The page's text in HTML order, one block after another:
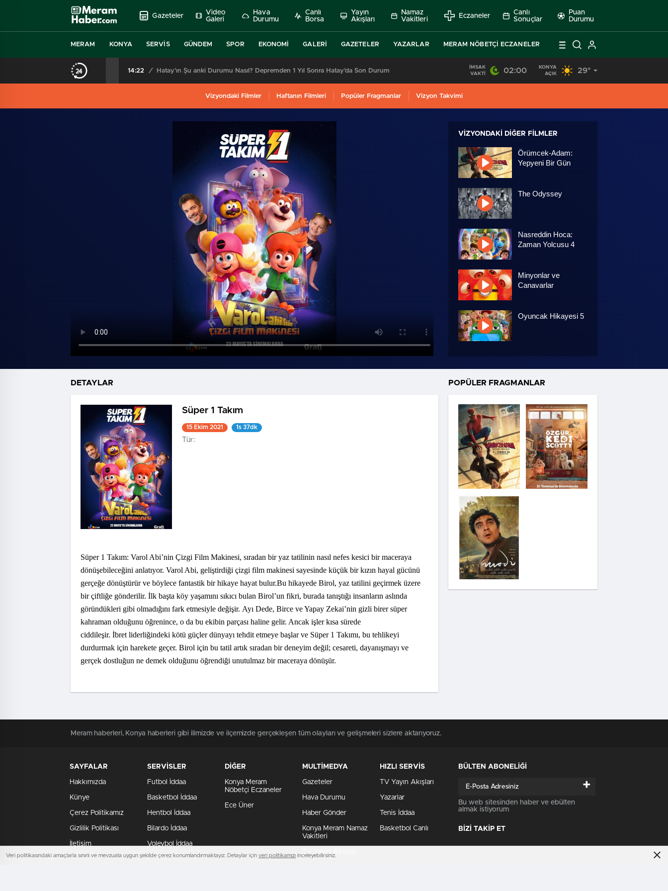
Gazeteler
Video
Galeri
Hava
Durumu
Canlı
Borsa
Yayın
Akışları
Namaz
Vakitleri
Eczaneler
Canlı
Sonuçlar
Puan
Durumu
MERAM KONYA SERVIS GÜNDEM SPOR EKONOMI GALERI GAZETELER YAZARLAR MERAM NÖBETÇI ECZANELER
14:22 / Hatay’ın Şu anki Durumu Nasıl? Depremden 1 Yıl Sonra Hatay’da Son Durum 19:39 / Karatay Belediye Başkanı Kılca, Son 5 Yılda Yapılanları
İMSAK
VAKTI
02:00
KONYA
AÇIK
29°
Vizyondaki Filmler Haftanın Filmleri Popüler Fragmanlar Vizyon Takvimi
VIZYONDAKI DIĞER FILMLER
Örümcek-Adam:
Yepyeni Bir Gün
The Odyssey
Nasreddin Hoca:
Zaman Yolcusu 4
Minyonlar ve
Canavarlar
Oyuncak Hikayesi 5
Hannas 3
Saplantı
Modi: Deliliğin
Kanadında Üç Gün
DETAYLAR
Süper 1 Takım
15 Ekim 2021 1s 37dk
Tür:
Süper 1 Takım: Varol Abi’nin Çizgi Film Makinesi, sıradan bir yaz tatilinin nasıl nefes kesici bir maceraya
dönüşebileceğini anlatıyor. Varol Abi, geliştirdiği çizgi film makinesi sayesinde küçük bir kızın hayal gücünü
gerçeğe dönüştürür ve böylece fantastik bir hikaye hayat bulur.Bu hikayede Birol, yaz tatilini geçirmek üzere
bir çiftliğe gönderilir. İlk başta köy yaşamını sıkıcı bulan Birol’un fikri, burada tanıştığı insanların aslında
göründükleri gibi olmadığını fark etmesiyle değişir. Ayı Dede, Birce ve Yapay Zekai’nin gizli birer süper
kahraman olduğunu öğrenince, o da bu ekibin parçası haline gelir. Ancak işler kısa sürede
ciddileşir. İbret liderliğindeki kötü güçler dünyayı tehdit etmeye başlar ve Süper 1 Takımı, bu tehlikeyi
durdurmak için harekete geçer. Birol için bu tatil artık sıradan bir deneyim değil; cesareti, dayanışmayı ve
gerçek dostluğun ne demek olduğunu öğrendiği unutulmaz bir maceraya dönüşür.
POPÜLER FRAGMANLAR
Meram haberleri, Konya haberleri gibi ilimizde ve ilçemizde gerçekleşen tüm olayları ve gelişmeleri sizlere aktarıyoruz.
SAYFALAR
Hakkımızda
Künye
Çerez Politikamız
Gizlilik Politikası
İletişim
SERVİSLER
Futbol İddaa
Basketbol İddaa
Hentbol İddaa
Bilardo İddaa
Voleybol İddaa
DİĞER
Konya Meram
Nöbetçi Eczaneler
Ece Üner
MULTİMEDYA
Gazeteler
Hava Durumu
Haber Gönder
Konya Meram Namaz
Vakitleri
TV Yayın Akışları
HIZLI SERVİS
TV Yayın Akışları
Yazarlar
Tenis İddaa
Basketbol Canlı
BÜLTEN ABONELİĞİ
+
Bu web sitesinden haber ve ebülten
almak istiyorum
BİZİ TAKİP ET
Veri politikasındaki amaçlarla sınırlı ve mevzuata uygun şekilde çerez konumlandırmaktayız. Detaylar için veri politikamızı inceleyebilirsiniz.